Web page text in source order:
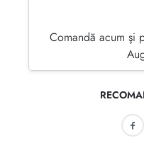
Comandă acum şi